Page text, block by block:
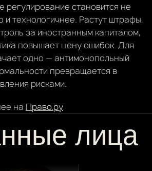
регулирование становится не
и технологичнее. Растут штрафы,
за иностранным капиталом,
повышает цену ошибок. Для
одно — антимонопольный
превращается в
рисками.
на Право.ру
лица